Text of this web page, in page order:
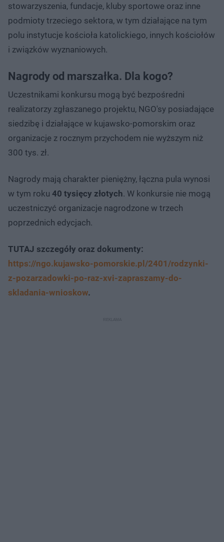
stowarzyszenia, fundacje, kluby sportowe oraz inne
podmioty trzeciego sektora, w tym działające na tym
polu instytucje kościoła katolickiego, innych kościołów
i związków wyznaniowych.
Nagrody od marszałka. Dla kogo?
Uczestnikami konkursu mogą być bezpośredni
realizatorzy zgłaszanego projektu, NGO'sy posiadające
siedzibę i działające w kujawsko-pomorskim oraz
organizacje z rocznym przychodem nie wyższym niż
300 tys. zł.
Nagrody mają charakter pieniężny, łączna pula wynosi
w tym roku 40 tysięcy złotych. W konkursie nie mogą
uczestniczyć organizacje nagrodzone w trzech
poprzednich edycjach.
TUTAJ szczegóły oraz dokumenty:
https://ngo.kujawsko-pomorskie.pl/2401/rodzynki-
z-pozarzadowki-po-raz-xvi-zapraszamy-do-
skladania-wnioskow.